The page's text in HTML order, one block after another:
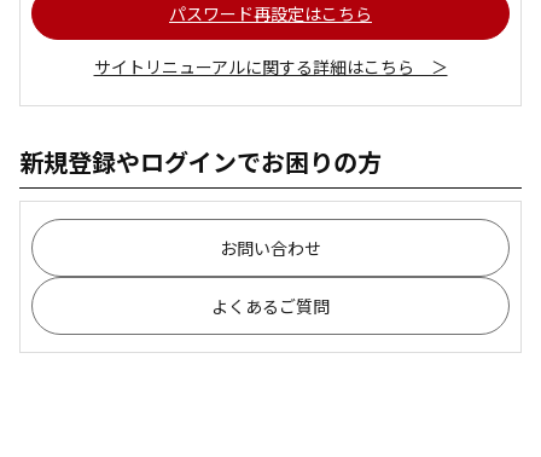
パスワード再設定はこちら
サイトリニューアルに関する詳細はこちら ＞
新規登録やログインでお困りの方
お問い合わせ
よくあるご質問